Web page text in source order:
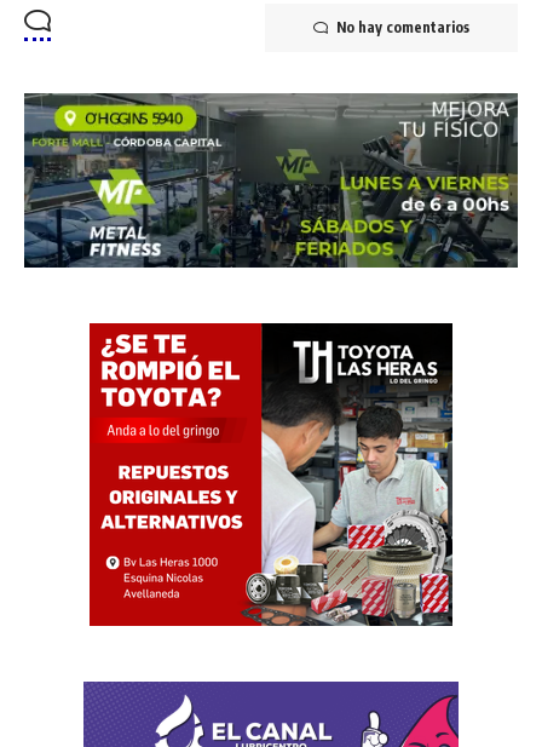
No hay comentarios